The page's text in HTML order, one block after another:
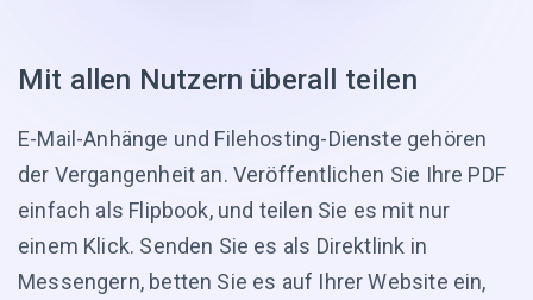
Mit allen Nutzern überall teilen
E-Mail-Anhänge und Filehosting-Dienste gehören
der Vergangenheit an. Veröffentlichen Sie Ihre PDF
einfach als Flipbook, und teilen Sie es mit nur
einem Klick. Senden Sie es als Direktlink in
Messengern, betten Sie es auf Ihrer Website ein,